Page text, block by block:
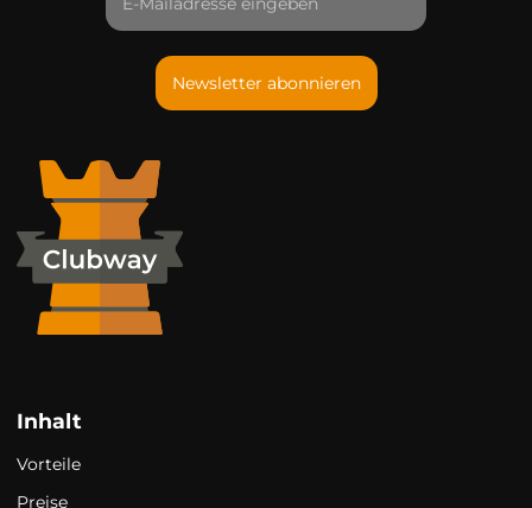
Newsletter abonnieren
Inhalt
Vorteile
Preise